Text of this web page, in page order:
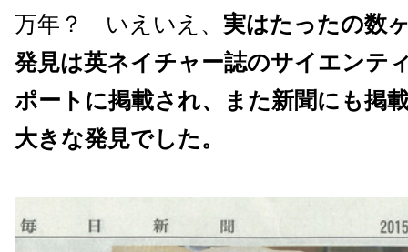
万年？ いえいえ、 実はたったの数
発見は英ネイチャー誌のサイエンテ
ポートに掲載され、また新聞にも掲
大きな発見でした。